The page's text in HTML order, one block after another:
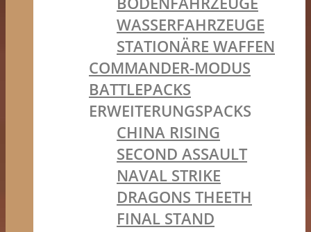
WASSERFAHRZEUGE
STATIONÄRE WAFFEN
COMMANDER-MODUS
BATTLEPACKS
ERWEITERUNGSPACKS
CHINA RISING
SECOND ASSAULT
NAVAL STRIKE
DRAGONS THEETH
FINAL STAND